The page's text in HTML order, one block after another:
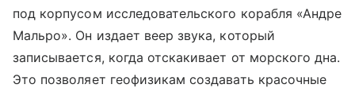
под корпусом исследовательского корабля «Андре
Мальро». Он издает веер звука, который
записывается, когда отскакивает от морского дна.
Это позволяет геофизикам создавать красочные